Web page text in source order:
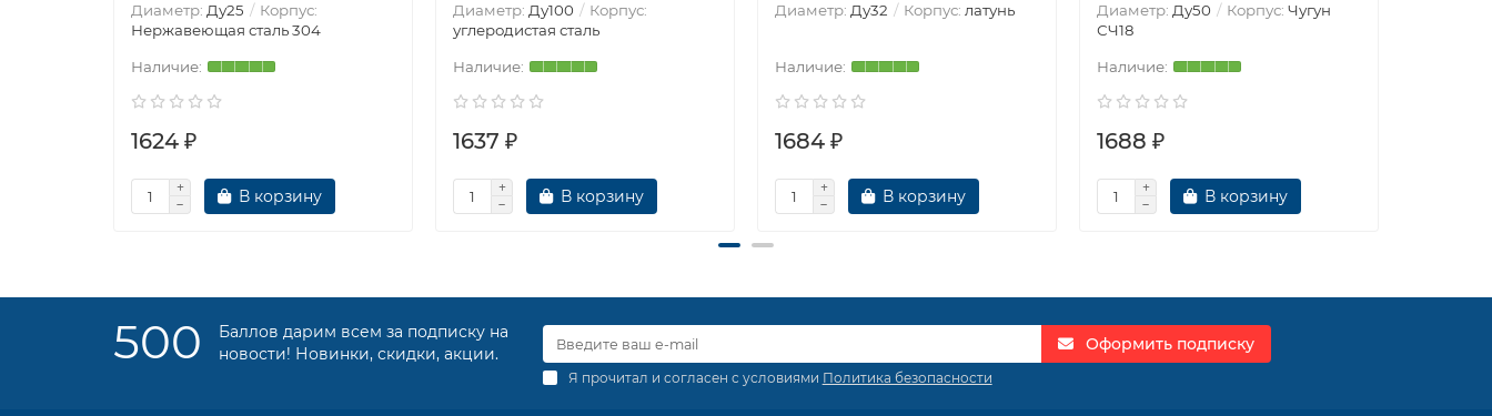
Диаметр: Ду25
Корпус:
Нержавеющая сталь 304
1624 ₽
В корзину
Диаметр: Ду100
Корпус:
углеродистая сталь
1637 ₽
В корзину
Диаметр: Ду32 Корпус: латунь
1684 ₽
В корзину
Диаметр: Ду50 Корпус: Чугун
СЧ18
1688 ₽
В корзину
500
Баллов дарим всем за подписку на
новости! Новинки, скидки, акции.
Оформить подписку
Я прочитал и согласен с условиями Политика безопасности